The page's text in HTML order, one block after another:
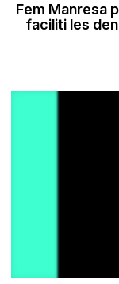
Fem Manresa
faciliti les